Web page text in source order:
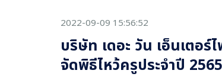
2022-09-09 15:56:52
บริษัท เดอะ วัน เอ็นเตอ
จัดพิธีไหว้ครูประจำปี 2565